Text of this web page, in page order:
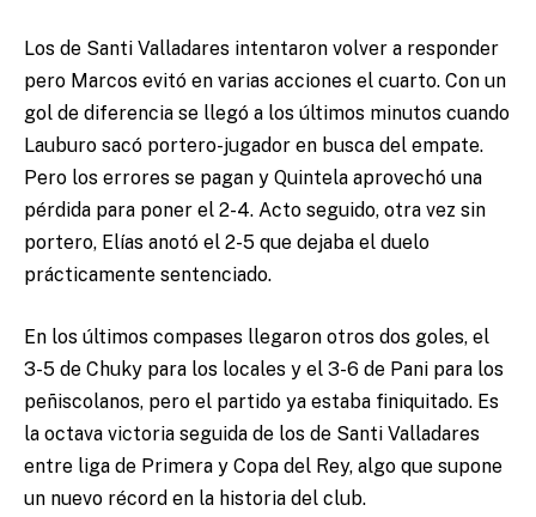
Los de Santi Valladares intentaron volver a responder
pero Marcos evitó en varias acciones el cuarto. Con un
gol de diferencia se llegó a los últimos minutos cuando
Lauburo sacó portero-jugador en busca del empate.
Pero los errores se pagan y Quintela aprovechó una
pérdida para poner el 2-4. Acto seguido, otra vez sin
portero, Elías anotó el 2-5 que dejaba el duelo
prácticamente sentenciado.
En los últimos compases llegaron otros dos goles, el
3-5 de Chuky para los locales y el 3-6 de Pani para los
peñiscolanos, pero el partido ya estaba finiquitado. Es
la octava victoria seguida de los de Santi Valladares
entre liga de Primera y Copa del Rey, algo que supone
un nuevo récord en la historia del club.